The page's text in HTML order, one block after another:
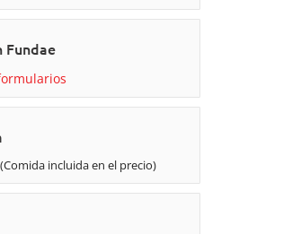
Fundae
incluida en el precio)